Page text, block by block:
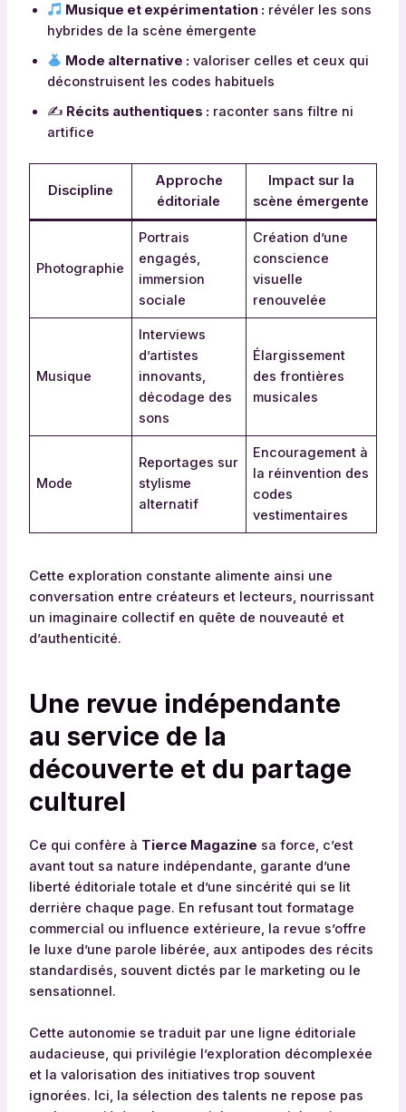
Musique et expérimentation : révéler les sons
hybrides de la scène émergente
Mode alternative : valoriser celles et ceux qui
déconstruisent les codes habituels
✍️ Récits authentiques : raconter sans filtre ni
artifice
Discipline
Approche
éditoriale
Impact sur la
scène émergente
Photographie
Portrais
engagés,
immersion
sociale
Création d’une
conscience
visuelle
renouvelée
Musique
Interviews
d’artistes
innovants,
décodage des
sons
Élargissement
des frontières
musicales
Mode
Reportages sur
stylisme
alternatif
Encouragement à
la réinvention des
codes
vestimentaires
Cette exploration constante alimente ainsi une
conversation entre créateurs et lecteurs, nourrissant
un imaginaire collectif en quête de nouveauté et
d’authenticité.
Une revue indépendante
au service de la
découverte et du partage
culturel
Ce qui confère à Tierce Magazine sa force, c’est
avant tout sa nature indépendante, garante d’une
liberté éditoriale totale et d’une sincérité qui se lit
derrière chaque page. En refusant tout formatage
commercial ou influence extérieure, la revue s’offre
le luxe d’une parole libérée, aux antipodes des récits
standardisés, souvent dictés par le marketing ou le
sensationnel.
Cette autonomie se traduit par une ligne éditoriale
audacieuse, qui privilégie l’exploration décomplexée
et la valorisation des initiatives trop souvent
ignorées. Ici, la sélection des talents ne repose pas